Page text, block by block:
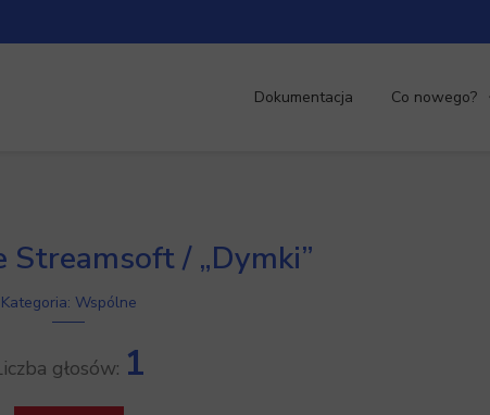
Dokumentacja Co nowego?
Streamsoft / „Dymki”
Kategoria: Wspólne
głosów: 1